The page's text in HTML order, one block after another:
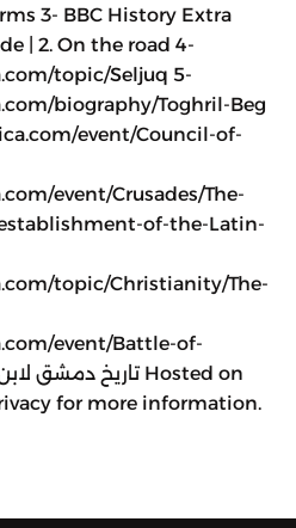
3- BBC History Extra
| 2. On the road 4-
topic/Seljuq 5-
biography/Toghril-Beg
event/Council-of-
event/Crusades/The-
of-the-Latin-
topic/Christianity/The-
event/Battle-of-
for more information.